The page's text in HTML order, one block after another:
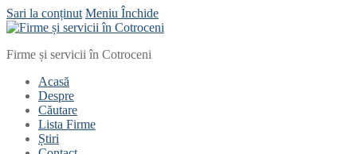
Sari la conținut Meniu Închide
Firme și servicii în Cotroceni
Acasă
Despre
Căutare
Lista Firme
Știri